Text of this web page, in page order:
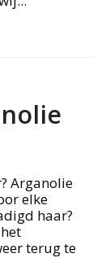
Arganolie
elke
haar?
terug te